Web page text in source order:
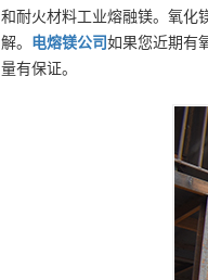
和耐火材料工业熔融镁。氧化
解。 电熔镁公司 如果您近期有
量有保证。